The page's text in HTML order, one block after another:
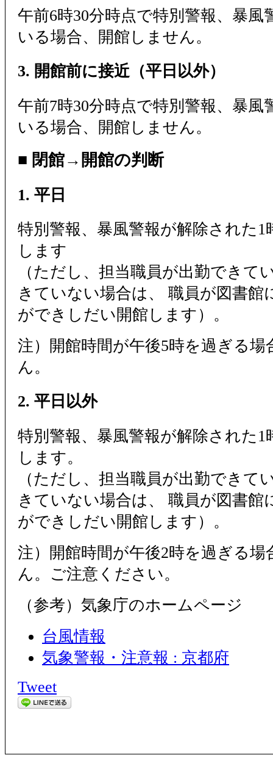
午前6時30分時点で特別警報、暴風
いる場合、開館しません。
3. 開館前に接近（平日以外）
午前7時30分時点で特別警報、暴風
いる場合、開館しません。
■ 閉館→開館の判断
1. 平日
特別警報、暴風警報が解除された1
します
（ただし、担当職員が出勤できて
きていない場合は、 職員が図書館
ができしだい開館します）。
注）開館時間が午後5時を過ぎる場
ん。
2. 平日以外
特別警報、暴風警報が解除された1
します。
（ただし、担当職員が出勤できて
きていない場合は、 職員が図書館
ができしだい開館します）。
注）開館時間が午後2時を過ぎる場
ん。ご注意ください。
（参考）気象庁のホームページ
台風情報
気象警報・注意報 : 京都府
Tweet